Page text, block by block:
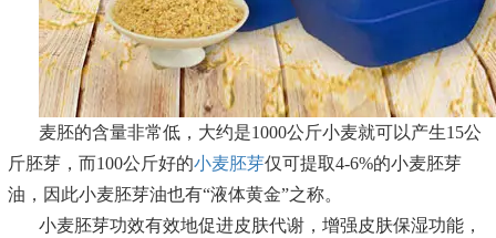
麦胚的含量非常低，大约是1000公斤小麦就可以产生15公
斤胚芽，而100公斤好的小麦胚芽仅可提取4-6%的小麦胚芽
油，因此小麦胚芽油也有“液体黄金”之称。
小麦胚芽功效有效地促进皮肤代谢，增强皮肤保湿功能，